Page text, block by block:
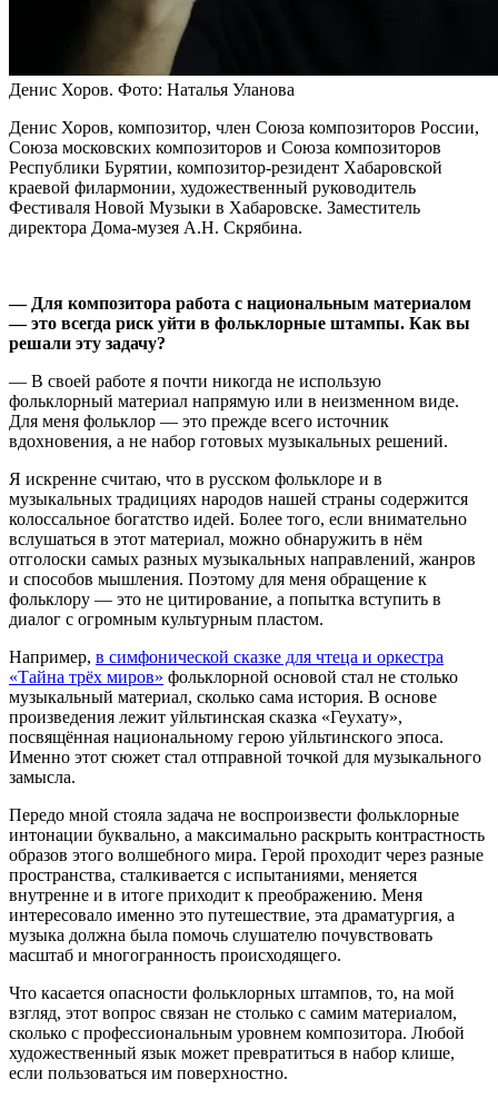
Денис Хоров. Фото: Наталья Уланова
Денис Хоров, композитор, член Союза композиторов России,
Союза московских композиторов и Союза композиторов
Республики Бурятии, композитор-резидент Хабаровской
краевой филармонии, художественный руководитель
Фестиваля Новой Музыки в Хабаровске. Заместитель
директора Дома-музея А.Н. Скрябина.
— Для композитора работа с национальным материалом
— это всегда риск уйти в фольклорные штампы. Как вы
решали эту задачу?
— В своей работе я почти никогда не использую
фольклорный материал напрямую или в неизменном виде.
Для меня фольклор — это прежде всего источник
вдохновения, а не набор готовых музыкальных решений.
Я искренне считаю, что в русском фольклоре и в
музыкальных традициях народов нашей страны содержится
колоссальное богатство идей. Более того, если внимательно
вслушаться в этот материал, можно обнаружить в нём
отголоски самых разных музыкальных направлений, жанров
и способов мышления. Поэтому для меня обращение к
фольклору — это не цитирование, а попытка вступить в
диалог с огромным культурным пластом.
Например, в симфонической сказке для чтеца и оркестра
«Тайна трёх миров» фольклорной основой стал не столько
музыкальный материал, сколько сама история. В основе
произведения лежит уйльтинская сказка «Геухату»,
посвящённая национальному герою уйльтинского эпоса.
Именно этот сюжет стал отправной точкой для музыкального
замысла.
Передо мной стояла задача не воспроизвести фольклорные
интонации буквально, а максимально раскрыть контрастность
образов этого волшебного мира. Герой проходит через разные
пространства, сталкивается с испытаниями, меняется
внутренне и в итоге приходит к преображению. Меня
интересовало именно это путешествие, эта драматургия, а
музыка должна была помочь слушателю почувствовать
масштаб и многогранность происходящего.
Что касается опасности фольклорных штампов, то, на мой
взгляд, этот вопрос связан не столько с самим материалом,
сколько с профессиональным уровнем композитора. Любой
художественный язык может превратиться в набор клише,
если пользоваться им поверхностно.